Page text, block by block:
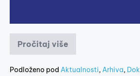
Pročitaj više
Podloženo pod Aktualnosti,Arhiva,